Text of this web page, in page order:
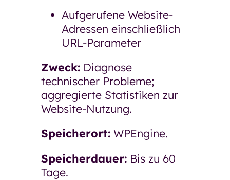
Aufgerufene Website-
Adressen einschließlich
URL-Parameter
Zweck:Diagnose
technischer Probleme;
aggregierte Statistiken zur
Website-Nutzung.
Speicherort:WPEngine.
Speicherdauer:Bis zu 60
Tage.